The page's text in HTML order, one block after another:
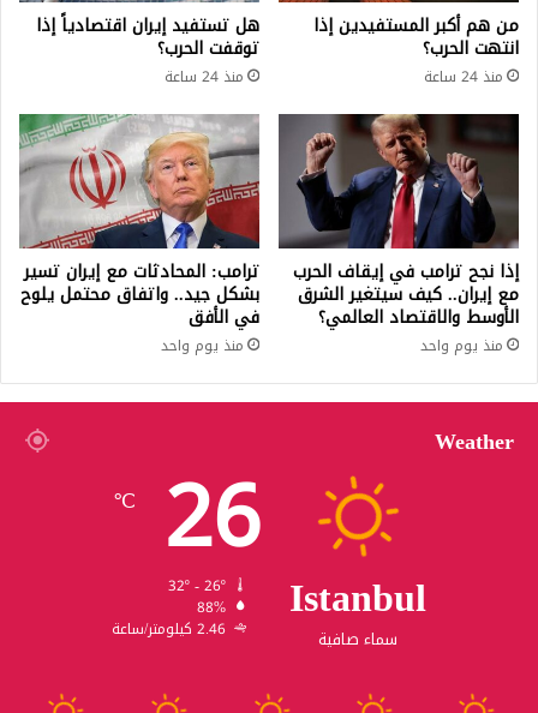
من هم أكبر المستفيدين إذا
انتهت الحرب؟
منذ 24 ساعة
هل تستفيد إيران اقتصادياً إذا
توقفت الحرب؟
منذ 24 ساعة
إذا نجح ترامب في إيقاف الحرب
مع إيران.. كيف سيتغير الشرق
الأوسط والاقتصاد العالمي؟
منذ يوم واحد
ترامب: المحادثات مع إيران تسير
بشكل جيد.. واتفاق محتمل يلوح
في الأفق
منذ يوم واحد
Weather
Istanbul
سماء صافية
26
℃
88%
2.46 كيلومتر/ساعة